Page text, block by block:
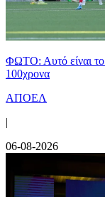
ΦΩΤΟ: Αυτό είναι
100χρονα
ΑΠΟΕΛ
|
06-08-2026